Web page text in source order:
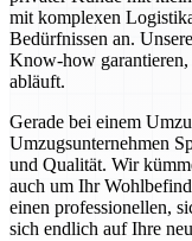
mit komplexen
Bedürfnissen an.
Know-how
abläuft.
Gerade bei einem
Umzugsunternehmen
und Qualität. Wir
auch um Ihr
einen professionellen,
sich endlich auf Ihre